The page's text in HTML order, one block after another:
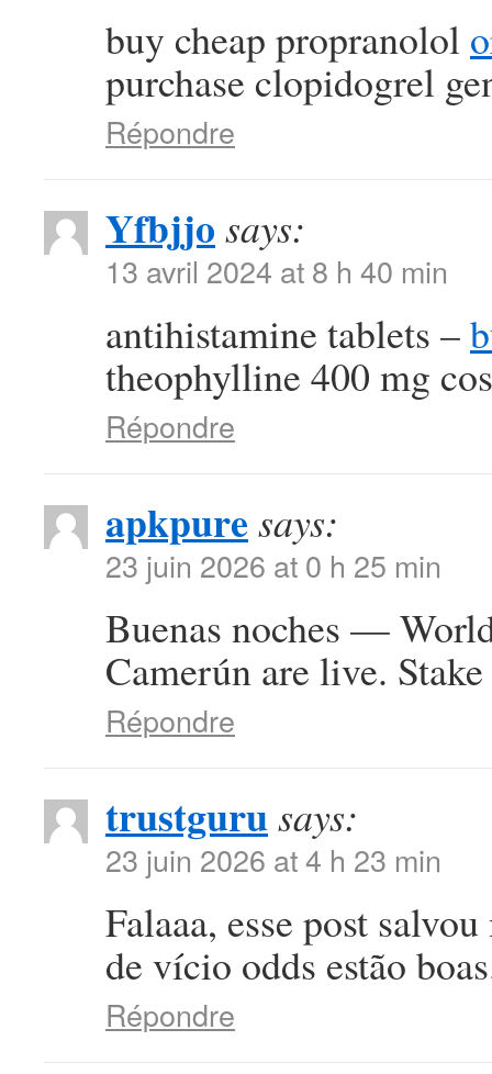
buy cheap propranolol
purchase clopidogrel
Répondre
Yfbjjo says:
13 avril 2024 at 8 h 40 min
antihistamine tablets –
theophylline 400 mg
Répondre
apkpure says:
23 juin 2026 at 0 h 25 min
Buenas noches —
Camerún are live.
Répondre
trustgurusays:
23 juin 2026 at 4 h 23 min
Falaaa, esse post
de vício odds estão
Répondre